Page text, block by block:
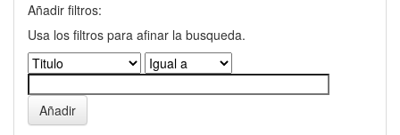
Añadir filtros:
Usa los filtros para afinar la busqueda.